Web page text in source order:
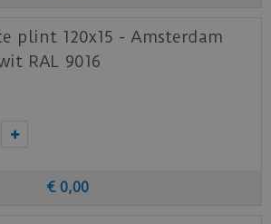
plint 120x15 - Amsterdam
RAL 9016
€ 0,00